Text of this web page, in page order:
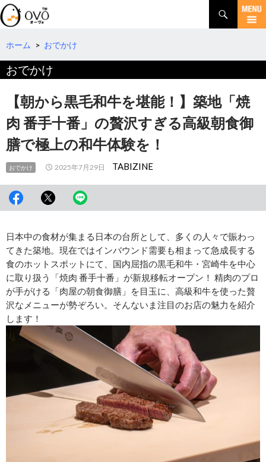
検
索
コ
テ
ツ
へ
ホーム > おでかけ
おでかけ
【朝から黒毛和牛を堪能！】築地「焼
肉 番手十番」の贅沢すぎる高級朝食御
膳で極上の和牛体験を！
おでかけ 2025年7月29日 TABIZINE
日本中の食材が集まる日本の台所として、多くの人々で賑わっ
てきた築地。現在ではインバウンド需要も相まって急成長する
食のホットスポットにて、国内屈指の黒毛和牛・宮崎牛を中心
に取り扱う「焼肉 番手十番」が新規移転オープン！ 精肉のプロ
が手がける「肉屋の朝食御膳」を目玉に、高級和牛を使った贅
沢なメニューが勢ぞろい。そんないま注目のお店の魅力を紹介
します！